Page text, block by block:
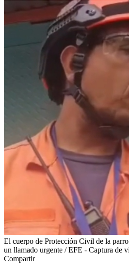
El cuerpo de Protección Civil de la
un llamado urgente / EFE - Captura de
Compartir